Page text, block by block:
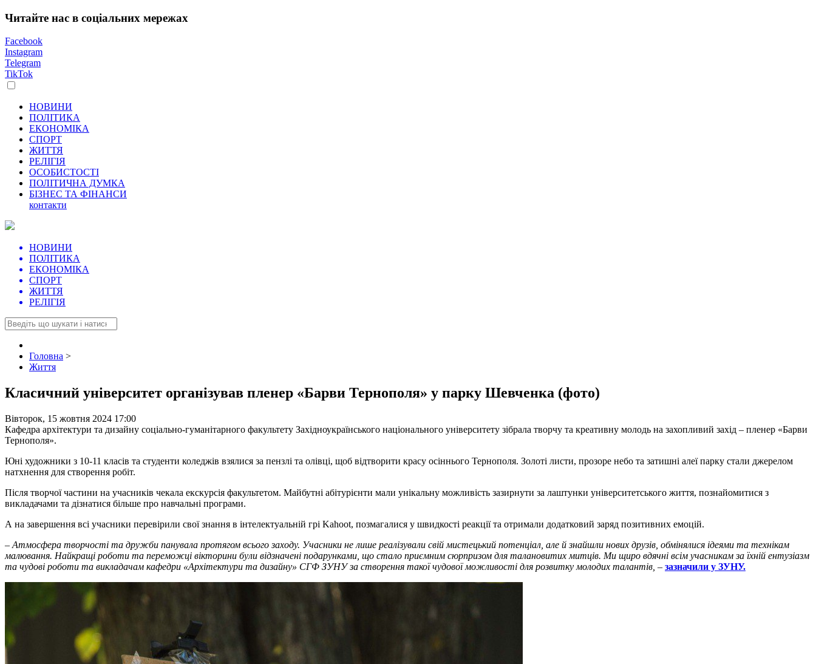
Читайте нас в соціальних мережах
Facebook
Instagram
Telegram
TikTok
НОВИНИ
ПОЛІТИКА
ЕКОНОМІКА
СПОРТ
ЖИТТЯ
РЕЛІГІЯ
ОСОБИСТОСТІ
ПОЛІТИЧНА ДУМКА
БІЗНЕС ТА ФІНАНСИ
контакти
НОВИНИ
ПОЛІТИКА
ЕКОНОМІКА
СПОРТ
ЖИТТЯ
РЕЛІГІЯ
Головна >
Життя
Класичний університет організував пленер «Барви Тернополя» у парку Шевченка (фото)
Вівторок, 15 жовтня 2024 17:00
Кафедра архітектури та дизайну соціально-гуманітарного факультету Західноукраїнського національного університету зібрала творчу та креативну молодь на захопливий захід – пленер «Барви
Тернополя».
Юні художники з 10-11 класів та студенти коледжів взялися за пензлі та олівці, щоб відтворити красу осіннього Тернополя. Золоті листи, прозоре небо та затишні алеї парку стали джерелом
натхнення для створення робіт.
Після творчої частини на учасників чекала екскурсія факультетом. Майбутні абітурієнти мали унікальну можливість зазирнути за лаштунки університетського життя, познайомитися з
викладачами та дізнатися більше про навчальні програми.
А на завершення всі учасники перевірили свої знання в інтелектуальній грі Kahoot, позмагалися у швидкості реакції та отримали додатковий заряд позитивних емоцій.
– Атмосфера творчості та дружби панувала протягом всього заходу. Учасники не лише реалізували свій мистецький потенціал, але й знайшли нових друзів, обмінялися ідеями та технікам
малювання. Найкращі роботи та переможці вікторини були відзначені подарунками, що стало приємним сюрпризом для талановитих митців. Ми щиро вдячні всім учасникам за їхній ентузіазм
та чудові роботи та викладачам кафедри «Архітектури та дизайну» СГФ ЗУНУ за створення такої чудової можливості для розвитку молодих талантів, – зазначили у ЗУНУ.